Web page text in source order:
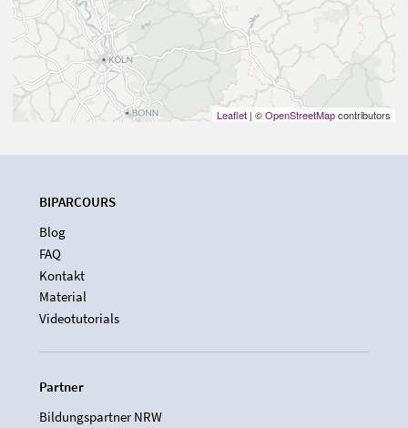
Leaflet | ©OpenStreetMapcontributors
BIPARCOURS
Blog
FAQ
Kontakt
Material
Videotutorials
Partner
Bildungspartner NRW